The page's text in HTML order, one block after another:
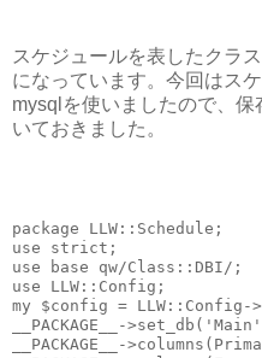
スケジュールを表したクラ
になっています。今回はス
mysqlを使いましたので、
いておきました。
package LLW::Schedule;
use strict;
use base qw/Class::DBI/;
use LLW::Config;
my $config = LLW::Config-
__PACKAGE__-
__PACKAGE__-